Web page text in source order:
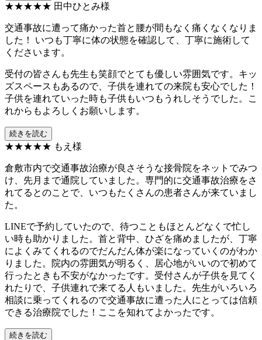
★★★★★ 田中ひとみ様
交通事故に遭って痛かった首と腰が間もなく痛くなくなりま
した！ いつも丁寧に体の状態を確認して、丁寧に施術して
くださいます。
受付の皆さんも先生も笑顔でとても優しい雰囲気です。キッ
ズスペースもあるので、子供を連れての来院も安心でした！
子供を連れていった時も子供もいつもうれしそうでした。こ
れからもよろしくお願いします。
続きを読む
★★★★★ もえ様
倉敷市内で交通事故治療が良さそうな接骨院をネットでみつ
け、先月まで通院していました。専門的に交通事故治療をさ
れてるとのことで、いつもたくさんの患者さんが来ていまし
た。
LINEで予約していたので、待つこともほとんどなくで忙し
い時も助かりました。首と背中、ひざを痛めましたが、丁寧
によくみてくれるのでだんだん体が楽になっていくのがわか
りました。院内の雰囲気が明るく、居心地がいいので初めて
行ったときも不安がなかったです。受付さんが子供を見てく
れたりで、子供連れで来てる人もいました。先生がいろいろ
相談に乗ってくれるので交通事故に遭った人にとっては信頼
できる治療院でした！ここを知れてよかったです。
続きを読む